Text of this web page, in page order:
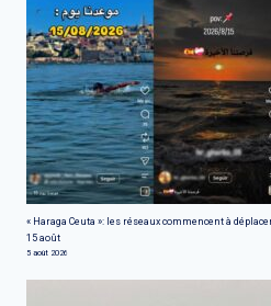
« Haraga Ceuta »: les réseaux commencent à
15 août
5 août 2026